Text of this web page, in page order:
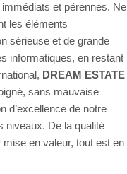
et pérennes. Ne
les éléments
sérieuse et de grande
informatiques, en restant
DREAM ESTATE
sans mauvaise
d’excellence de notre
niveaux. De la qualité
mise en valeur, tout est en